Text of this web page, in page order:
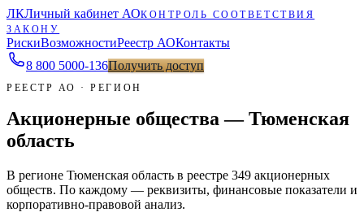
ЛКЛичный кабинет АОКОНТРОЛЬ СООТВЕТСТВИЯ
ЗАКОНУ
РискиВозможностиРеестр АОКонтакты
8 800 5000-136Получить доступ
РЕЕСТР АО · РЕГИОН
Акционерные общества — Тюменская
область
В регионе Тюменская область в реестре 349 акционерных
обществ. По каждому — реквизиты, финансовые показатели и
корпоративно-правовой анализ.